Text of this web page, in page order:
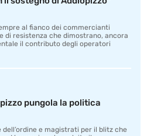
al fianco dei commercianti
di resistenza che dimostrano, ancora
il contributo degli operatori
pungola la politica
e magistrati per il blitz che